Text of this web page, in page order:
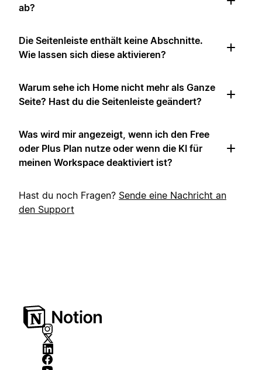
ab?
Die Seitenleiste enthält keine Abschnitte.
Wie lassen sich diese aktivieren?
Warum sehe ich Home nicht mehr als Ganze
Seite? Hast du die Seitenleiste geändert?
Was wird mir angezeigt, wenn ich den Free
oder Plus Plan nutze oder wenn die KI für
meinen Workspace deaktiviert ist?
Hast du noch Fragen? Sende eine Nachricht an
den Support